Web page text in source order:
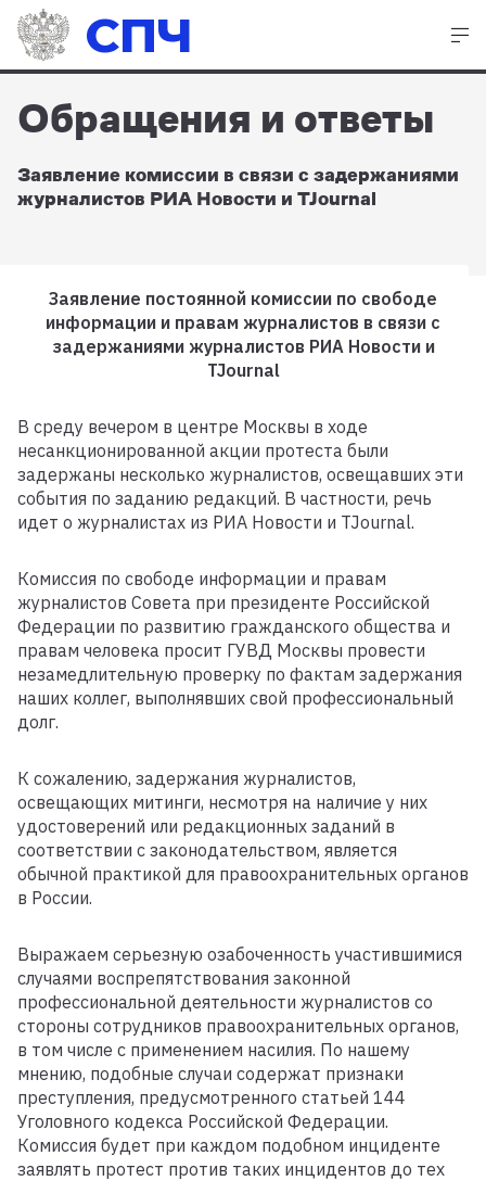
СПЧ
Обращения и ответы
Заявление комиссии в связи с задержаниями
журналистов РИА Новости и TJournal
Заявление постоянной комиссии по свободе
информации и правам журналистов в связи с
задержаниями журналистов РИА Новости и
TJournal
В среду вечером в центре Москвы в ходе
несанкционированной акции протеста были
задержаны несколько журналистов, освещавших эти
события по заданию редакций. В частности, речь
идет о журналистах из РИА Новости и TJournal.
Комиссия по свободе информации и правам
журналистов Совета при президенте Российской
Федерации по развитию гражданского общества и
правам человека просит ГУВД Москвы провести
незамедлительную проверку по фактам задержания
наших коллег, выполнявших свой профессиональный
долг.
К сожалению, задержания журналистов,
освещающих митинги, несмотря на наличие у них
удостоверений или редакционных заданий в
соответствии с законодательством, является
обычной практикой для правоохранительных органов
в России.
Выражаем серьезную озабоченность участившимися
случаями воспрепятствования законной
профессиональной деятельности журналистов со
стороны сотрудников правоохранительных органов,
в том числе с применением насилия. По нашему
мнению, подобные случаи содержат признаки
преступления, предусмотренного статьей 144
Уголовного кодекса Российской Федерации.
Комиссия будет при каждом подобном инциденте
заявлять протест против таких инцидентов до тех